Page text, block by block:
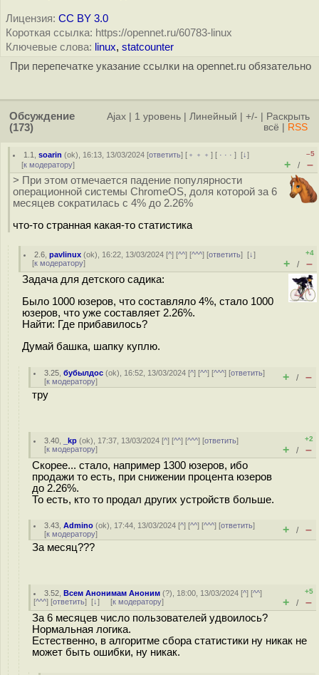
Лицензия: CC BY 3.0
Короткая ссылка: https://opennet.ru/60783-linux
Ключевые слова: linux, statcounter
При перепечатке указание ссылки на opennet.ru обязательно
Обсуждение
(173)
Ajax 1 уровень Линейный +/-
Раскрыть
всё
RSS
1.1 ,soarin (ok), 16:13, 13/03/2024 [ответить] [ ﹢﹢﹢] [ · · ·][↓]
[к модератору]
–5
+ / –
> При этом отмечается падение популярности
операционной системы ChromeOS, доля которой за 6
месяцев сократилась с 4% до 2.26%
что-то странная какая-то статистика
2.6 ,pavlinux (ok), 16:22, 13/03/2024 [^] [^^] [^^^] [ответить][↓]
[к модератору]
+4
+ / –
Задача для детского садика:
Было 1000 юзеров, что составляло 4%, стало 1000
юзеров, что уже составляет 2.26%.
Найти: Где прибавилось?
Думай башка, шапку куплю.
3.25 ,бубылдос (ok), 16:52, 13/03/2024 [^] [^^] [^^^] [ответить]
[к модератору] + / –
тру
3.40 _kp (ok), 17:37, 13/03/2024 [^] [^^] [^^^] [ответить]
[к модератору]
+2
+ / –
Скорее... стало, например 1300 юзеров, ибо
продажи то есть, при снижении процента юзеров
до 2.26%.
То есть, кто то продал других устройств больше.
3.43 ,Admino (ok), 17:44, 13/03/2024 [^] [^^] [^^^] [ответить]
[к модератору] + / –
За месяц???
3.52 ,Всем Анонимам Аноним (?), 18:00, 13/03/2024 [^] [^^]
[^^^] [ответить] [↓] [к модератору]
+5
+ / –
За 6 месяцев число пользователей удвоилось?
Нормальная логика.
Естественно, в алгоритме сбора статистики ну никак не
может быть ошибки, ну никак.